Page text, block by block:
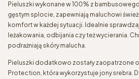
Pieluszki wykonane w 100% z
gęstym splocie, zapewniają maluchowi
komfort w każdej sytuacji. Idealnie
leżakowania, odbijania czy też wycierania.
podrażniają skóry malucha.
Pieluszki dodatkowo zostały zaopatrzone o
Protection, która wykorzystuje jony srebra.